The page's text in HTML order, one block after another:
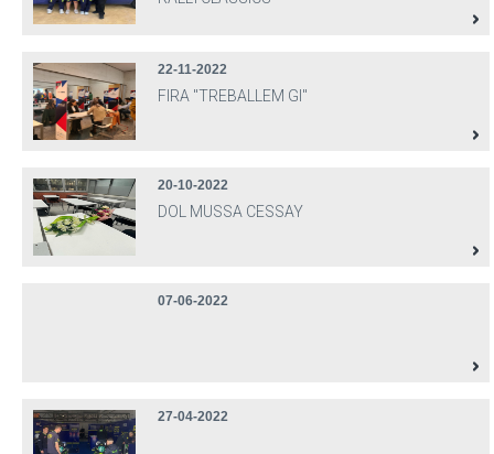
22-11-2022
FIRA "TREBALLEM GI"
20-10-2022
DOL MUSSA CESSAY
07-06-2022
27-04-2022